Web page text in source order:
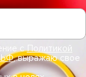
сПолитикой
, выражаю свое